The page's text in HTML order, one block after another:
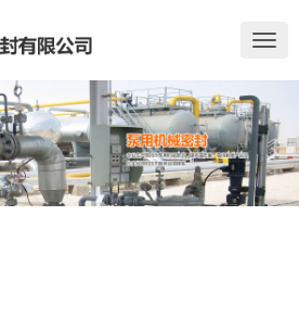
切
换
导
航